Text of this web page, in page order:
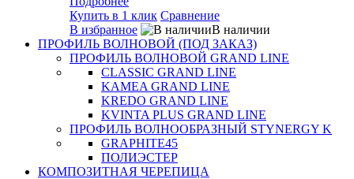
Купить в 1 клик Сравнение
В избранное
В наличии
ПРОФИЛЬ ВОЛНОВОЙ (ПОД ЗАКАЗ)
ПРОФИЛЬ ВОЛНОВОЙ GRAND LINE
CLASSIC GRAND LINE
KAMEA GRAND LINE
KREDO GRAND LINE
KVINTA PLUS GRAND LINE
ПРОФИЛЬ ВОЛНООБРАЗНЫЙ STYNERGY K
GRAPHITE45
ПОЛИЭСТЕР
КОМПОЗИТНАЯ ЧЕРЕПИЦА